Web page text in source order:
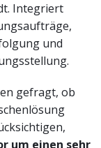
Integriert
und
gefragt, ob
um einen sehr